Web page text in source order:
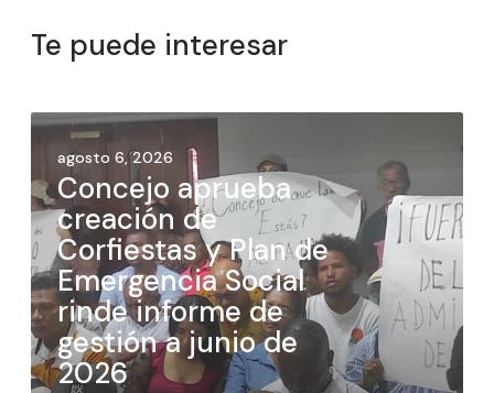
Te puede interesar
agosto 6, 2026
Concejo aprueba
creación de
Corfiestas y Plan de
Emergencia Social
rinde informe de
gestión a junio de
2026